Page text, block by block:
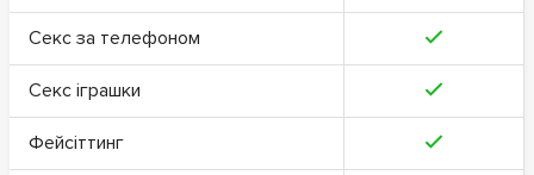
Секс за телефоном
Секс іграшки
Фейсіттинг